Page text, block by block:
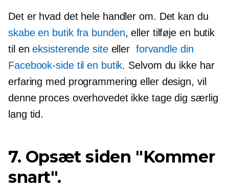
Det er hvad det hele handler om. Det kan du
skabe en butik fra bunden, eller tilføje en butik
til eneksisterende siteeller forvandle din
Facebook-side til en butik. Selvom du ikke har
erfaring med programmering eller design, vil
denne proces overhovedet ikke tage dig særlig
lang tid.
7. Opsæt siden "Kommer
snart".